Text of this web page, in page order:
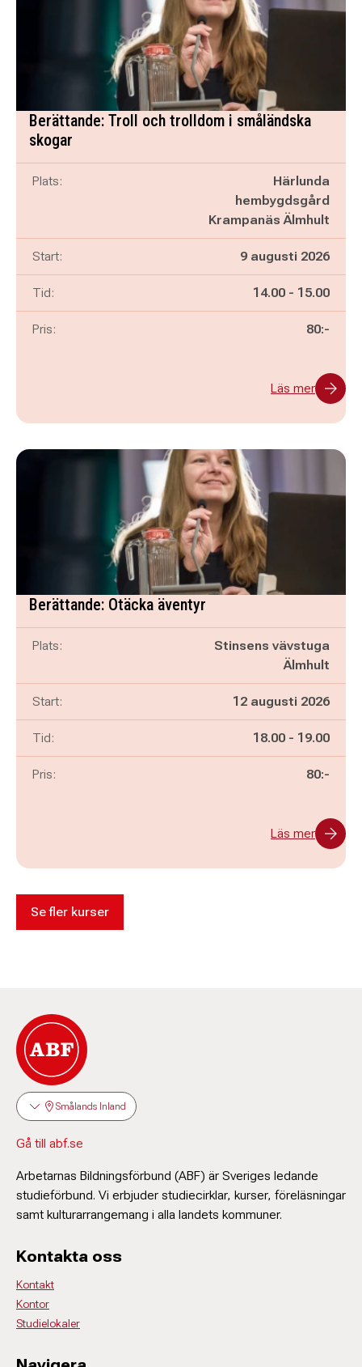
Berättande: Troll och trolldom i småländska
skogar
Plats:
Härlunda
hembygdsgård
Krampanäs Älmhult
Start: 9 augusti 2026
Tid: Pågår mellan
14.00 - och
15.00
Pris: 80:-
Läs mer
Berättande: Otäcka äventyr
Plats:
Stinsens vävstuga
Älmhult
Start: 12 augusti 2026
Tid: Pågår mellan
18.00 - och
19.00
Pris: 80:-
Läs mer
Se fler kurser
Smålands Inland
Gå till abf.se
Arbetarnas Bildningsförbund (ABF) är Sveriges ledande
studieförbund. Vi erbjuder studiecirklar, kurser, föreläsningar
samt kulturarrangemang i alla landets kommuner.
Kontakta oss
Kontakt
Kontor
Studielokaler